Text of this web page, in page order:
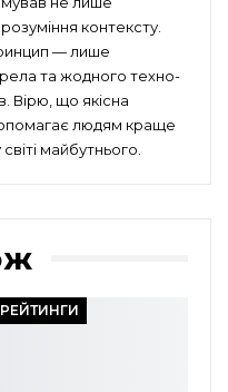
контексту.
— лише
та жодного техно-
Вірю, що якісна
людям краще
майбутнього.
РЕЙТИНГИ